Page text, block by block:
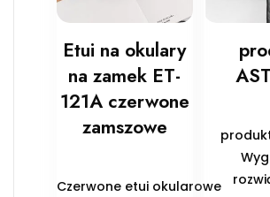
Etui na okulary
na zamek ET-
121A czerwone
zamszowe
Czerwone etui okularowe